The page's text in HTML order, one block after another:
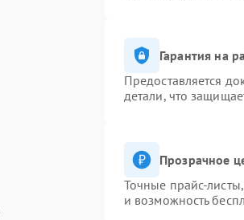
Гарантия на
Предоставляется
детали, что
Прозрачное
Точные прайс-
и возможность